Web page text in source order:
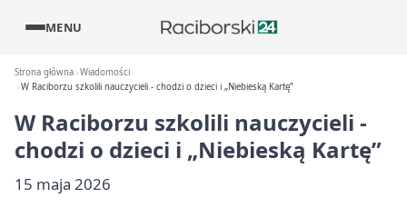
MENU
Strona główna Wiadomości
W Raciborzu szkolili nauczycieli - chodzi o dzieci i „Niebieską Kartę”
W Raciborzu szkolili nauczycieli -
chodzi o dzieci i „Niebieską Kartę”
15 maja 2026